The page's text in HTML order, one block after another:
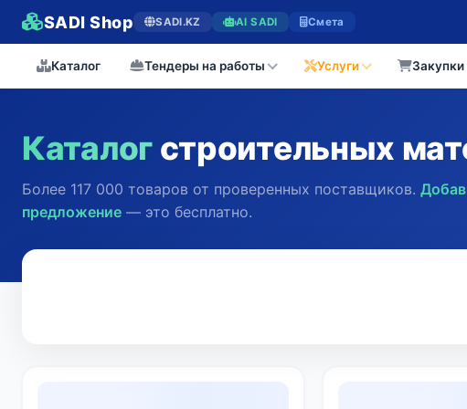
SADI Shop SADI.KZ AI SADI Смета
Каталог Тендеры на работы Услуги
Каталогстроительных
Более 117 000 товаров от проверенных поставщиков.
предложение — это бесплатно.